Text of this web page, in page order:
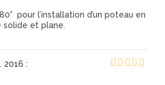
pour l’installation d’un poteau en
solide et plane.
2016 :